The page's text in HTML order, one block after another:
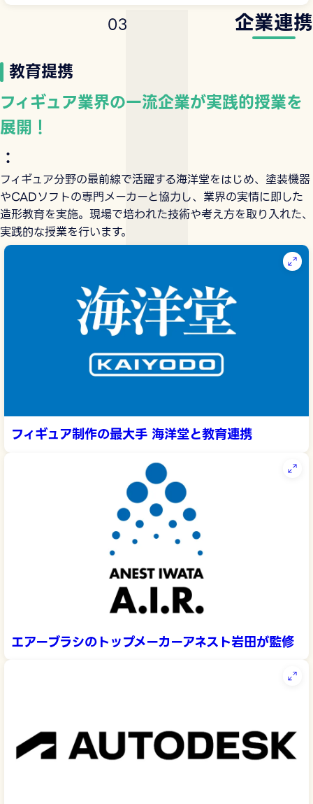
03 企業連携
教育提携
：
フィギュア業界の一流企業が実践的授業を
展開！
フィギュア分野の最前線で活躍する海洋堂をはじめ、塗装機器
やCADソフトの専門メーカーと協力し、業界の実情に即した
造形教育を実施。現場で培われた技術や考え方を取り入れた、
実践的な授業を行います。
フィギュア制作の最大手 海洋堂と教育連携
エアーブラシのトップメーカーアネスト岩田が監修